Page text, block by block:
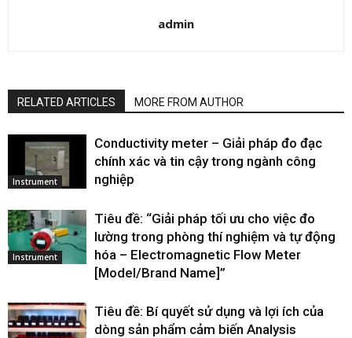
admin
RELATED ARTICLES MORE FROM AUTHOR
Instrument
Conductivity meter – Giải pháp đo đạc
chính xác và tin cậy trong ngành công
nghiệp
Instrument
Tiêu đề: “Giải pháp tối ưu cho việc đo
lường trong phòng thí nghiệm và tự động
hóa – Electromagnetic Flow Meter
[Model/Brand Name]”
Tiêu đề: Bí quyết sử dụng và lợi ích của
dòng sản phẩm cảm biến Analysis